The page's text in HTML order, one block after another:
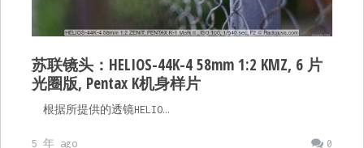
苏联镜头：HELIOS-44K-4 58mm 1:2 KMZ, 6 片
光圈版, Pentax K机身样片
根据所提供的透镜HELIO…
0
5 年 ago